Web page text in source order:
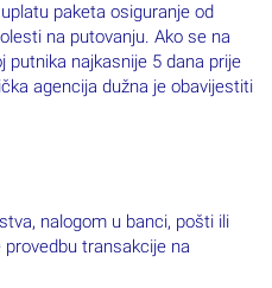
paketa osiguranje od
na putovanju. Ako se na
putnika najkasnije 5 dana prije
agencija dužna je obavijestiti
nalogom u banci, pošti ili
transakcije na